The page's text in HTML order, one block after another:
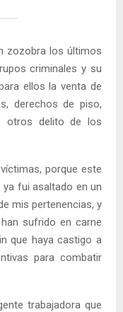
zozobra los últimos
criminales y su
ellos la venta de
derechos de piso,
otros delito de los
porque este
fui asaltado en un
mis pertenencias, y
sufrido en carne
que haya castigo a
para combatir
trabajadora que